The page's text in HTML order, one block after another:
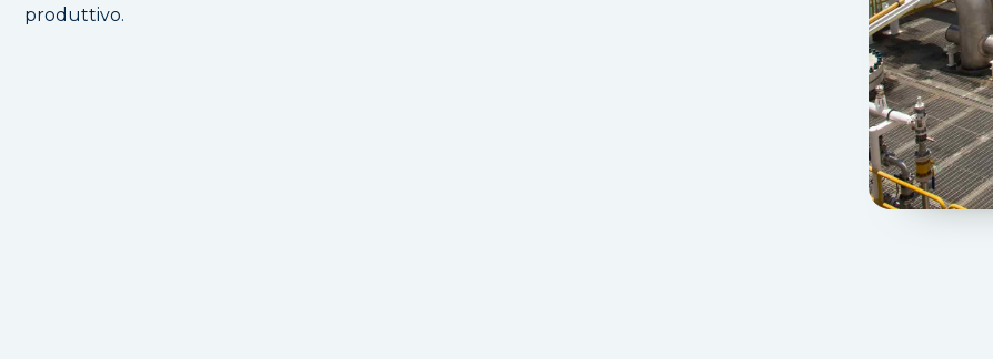
produttivo.